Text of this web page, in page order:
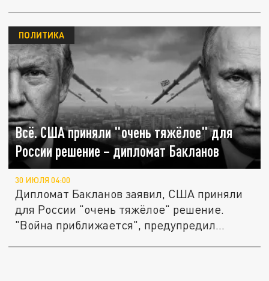
Всё. США приняли "очень тяжёлое" для
России решение – дипломат Бакланов
ПОЛИТИКА
30 ИЮЛЯ 04:00
Дипломат Бакланов заявил, США приняли
для России "очень тяжёлое" решение.
"Война приближается", предупредил...